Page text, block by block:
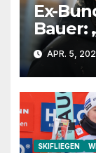
Ex-
Bauer:
eine
APR. 5,
SKIFLIEGEN